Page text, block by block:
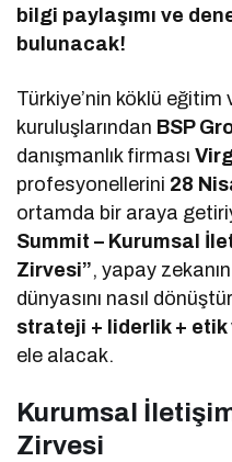
bilgi paylaşımı ve
bulunacak!
Türkiye’nin köklü
kuruluşlarından BSP
danışmanlık firması
profesyonellerini 28
ortamda bir araya
Summit – Kurumsal
Zirvesi”, yapay
dünyasını nasıl
strateji + liderlik + etik
ele alacak.
Kurumsal
Zirvesi